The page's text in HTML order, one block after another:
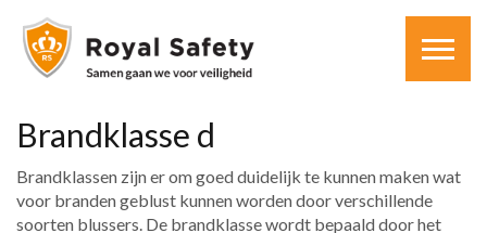
Brandklasse d
Brandklassen zijn er om goed duidelijk te kunnen maken wat
voor branden geblust kunnen worden door verschillende
soorten blussers. De brandklasse wordt bepaald door het